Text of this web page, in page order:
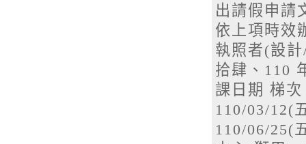
出請假申請
依上項時效
執照者(設
拾肆、110
課日期 梯
110/03/12(
110/06/25(